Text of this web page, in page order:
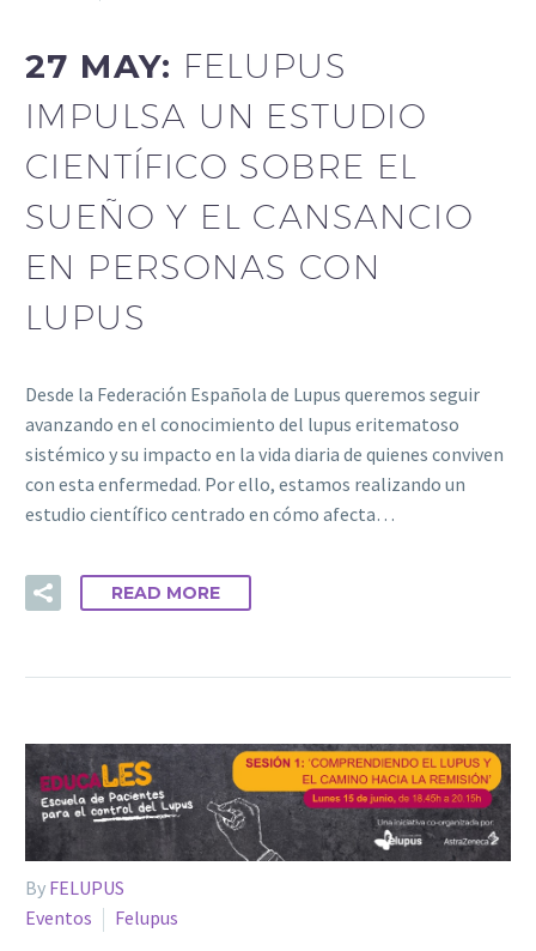
27 MAY: FELUPUS
IMPULSA UN ESTUDIO
CIENTÍFICO SOBRE EL
SUEÑO Y EL CANSANCIO
EN PERSONAS CON
LUPUS
Desde la Federación Española de Lupus queremos seguir
avanzando en el conocimiento del lupus eritematoso
sistémico y su impacto en la vida diaria de quienes conviven
con esta enfermedad. Por ello, estamos realizando un
estudio científico centrado en cómo afecta…
READ MORE
By FELUPUS
Eventos
Felupus